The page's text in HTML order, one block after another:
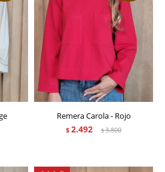
Remera Carola - Rojo
$ 2.492 $3.800